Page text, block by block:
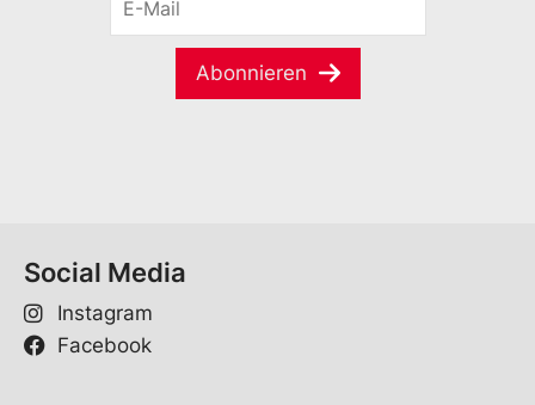
m
M
Abonnieren
Social Media
Instagram
Facebook